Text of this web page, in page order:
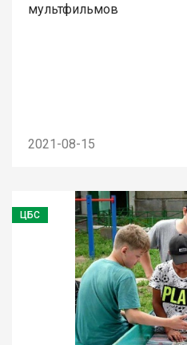
мультфильмов
2021-08-15
ЦБС